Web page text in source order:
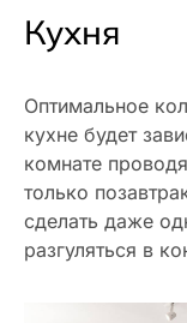
Кухня
Оптимальное
кухне будет
комнате
только
сделать даже
разгуляться в